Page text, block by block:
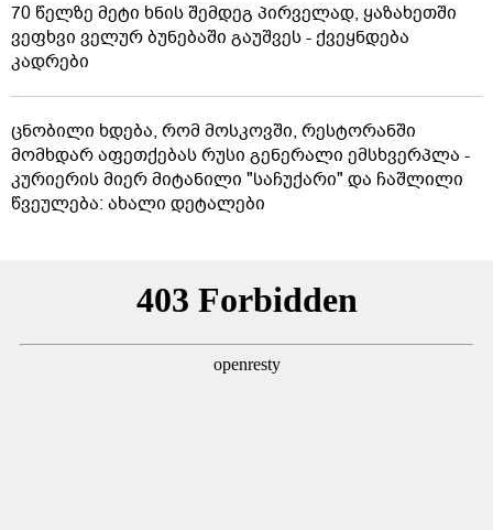
70 წელზე მეტი ხნის შემდეგ პირველად, ყაზახეთში
ვეფხვი ველურ ბუნებაში გაუშვეს - ქვეყნდება
კადრები
ცნობილი ხდება, რომ მოსკოვში, რესტორანში
მომხდარ აფეთქებას რუსი გენერალი ემსხვერპლა -
კურიერის მიერ მიტანილი "საჩუქარი" და ჩაშლილი
წვეულება: ახალი დეტალები